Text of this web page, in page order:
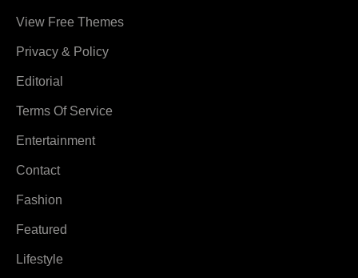
View Free Themes
Privacy & Policy
Editorial
Terms Of Service
Entertainment
Contact
Fashion
Featured
Lifestyle